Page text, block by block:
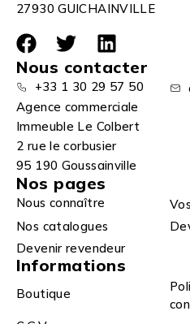
27930 GUICHAINVILLE
Nous contacter
+33 1 30 29 57 50
Agence commerciale
Immeuble Le Colbert
2 rue le corbusier
95 190 Goussainville
Nos pages
Nous connaître
Nos catalogues
Devenir revendeur
Informations
Boutique